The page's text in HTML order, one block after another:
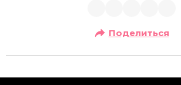
Поделиться